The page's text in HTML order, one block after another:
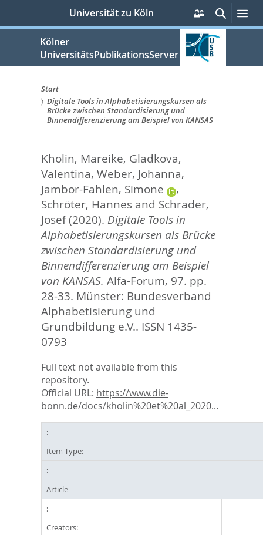
springen
Universität zu Köln
Persönliche
Services
Suche
Kölner
UniversitätsPublikationsServer
Sie
hier:
Start
Digitale Tools in Alphabetisierungskursen als
Brücke zwischen Standardisierung und
Binnendifferenzierung am Beispiel von KANSAS
Kholin, Mareike, Gladkova,
Valentina, Weber, Johanna,
Jambor-Fahlen, Simone
,
Schröter, Hannesand Schrader,
Josef(2020). Digitale Tools in
Alphabetisierungskursen als Brücke
zwischen Standardisierung und
Binnendifferenzierung am Beispiel
von KANSAS. Alfa-Forum, 97. pp.
28-33. Münster: Bundesverband
Alphabetisierung und
Grundbildung e.V.. ISSN 1435-
0793
Full text not available from this
repository.
Official URL: https://www.die-
bonn.de/docs/kholin%20et%20al_2020...
Item Type:
Article
Creators: